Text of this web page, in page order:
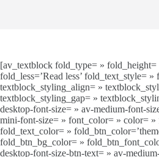
[av_textblock fold_type= » fold_height=
fold_less=’Read less’ fold_text_style=
textblock_styling_align= »
textblock_styling_gap= »
desktop-font-size= » av-medium-font-
mini-font-size= » font_color= » color=
fold_text_color= »
fold_btn_bg_color= »
desktop-font-size-btn-text= » av-